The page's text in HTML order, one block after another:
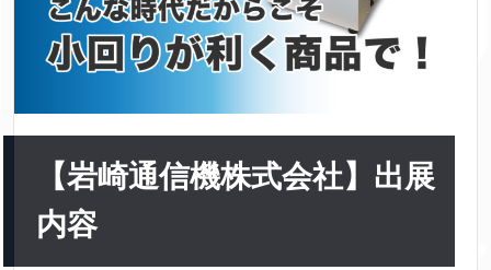
【岩崎通信機株式会社】出展
内容